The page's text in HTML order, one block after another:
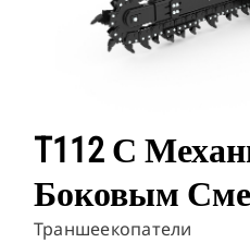
T112 С
Боковым
Траншеекопатели